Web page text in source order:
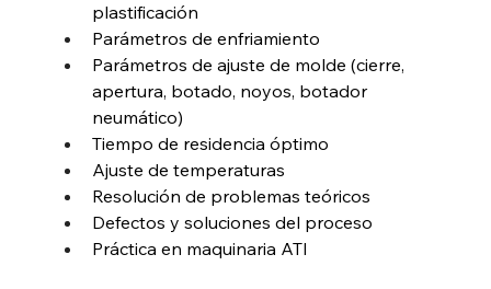
plastificación
Parámetros de enfriamiento
Parámetros de ajuste de molde (cierre,
apertura, botado, noyos, botador
neumático)
Tiempo de residencia óptimo
Ajuste de temperaturas
Resolución de problemas teóricos
Defectos y soluciones del proceso
Práctica en maquinaria ATI